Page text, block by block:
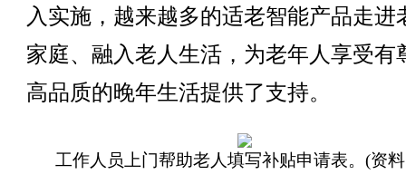
入实施，越来越多的适老智能产品走进
家庭、融入老人生活，为老年人享受有
高品质的晚年生活提供了支持。
工作人员上门帮助老人填写补贴申请表。(资